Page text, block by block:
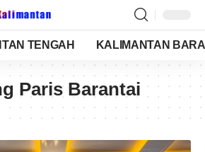
TENGAH KALIMANTAN
Paris Barantai